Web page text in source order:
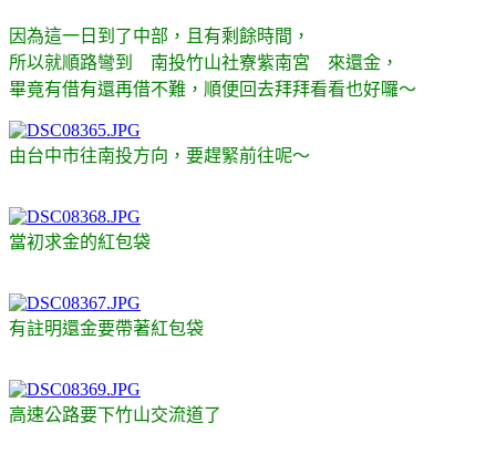
因為這一日到了中部，且有剩餘時間，
所以就順路彎到 南投竹山社寮紫南宮 來還金，
畢竟有借有還再借不難，順便回去拜拜看看也好囉～
由台中市往南投方向，要趕緊前往呢～
當初求金的紅包袋
有註明還金要帶著紅包袋
高速公路要下竹山交流道了